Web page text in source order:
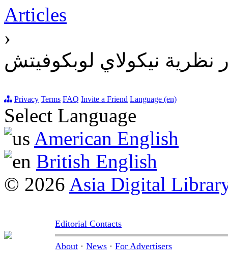
Articles
›
نظرية نيكولاي لوبكوفيتش
Privacy Terms FAQ Invite a Friend Language (en)
Select Language
American English
British English
© 2026 Asia Digital
Editorial Contacts
About · News · For Advertisers